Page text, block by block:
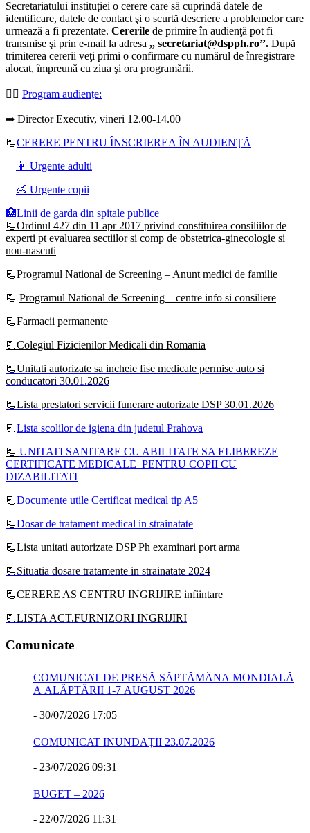
Secretariatului instituției o cerere care să cuprindă datele de
identificare, datele de contact şi o scurtă descriere a problemelor care
urmează a fi prezentate. Cererile de primire în audienţă pot fi
transmise şi prin e-mail la adresa ,, secretariat@dspph.ro’’. După
trimiterea cererii veţi primi o confirmare cu numărul de înregistrare
alocat, împreună cu ziua şi ora programării.
👩‍⚕️ Program audiențe:
➡ Director Executiv, vineri 12.00-14.00
📃CERERE PENTRU ÎNSCRIEREA ÎN AUDIENŢĂ
👩 Urgente adulti
👶 Urgente copii
🏥Linii de garda din spitale publice
📃Ordinul 427 din 11 apr 2017 privind constituirea consiliilor de
experti pt evaluarea sectiilor si comp de obstetrica-ginecologie si
nou-nascuti
📃Programul National de Screening – Anunt medici de familie
📃 Programul National de Screening – centre info si consiliere
📃Farmacii permanente
📃Colegiul Fizicienilor Medicali din Romania
📃Unitati autorizate sa incheie fise medicale permise auto si
conducatori 30.01.2026
📃Lista prestatori servicii funerare autorizate DSP 30.01.2026
📃Lista scolilor de igiena din judetul Prahova
📃 UNITATI SANITARE CU ABILITATE SA ELIBEREZE
CERTIFICATE MEDICALE PENTRU COPII CU
DIZABILITATI
📃Documente utile Certificat medical tip A5
📃Dosar de tratament medical in strainatate
📃Lista unitati autorizate DSP Ph examinari port arma
📃Situatia dosare tratamente in strainatate 2024
📃CERERE AS CENTRU INGRIJIRE infiintare
📃LISTA ACT.FURNIZORI INGRIJIRI
Comunicate
COMUNICAT DE PRESĂ SĂPTĂMÂNA MONDIALĂ
A ALĂPTĂRII 1-7 AUGUST 2026
- 30/07/2026 17:05
COMUNICAT INUNDAȚII 23.07.2026
- 23/07/2026 09:31
BUGET – 2026
- 22/07/2026 11:31